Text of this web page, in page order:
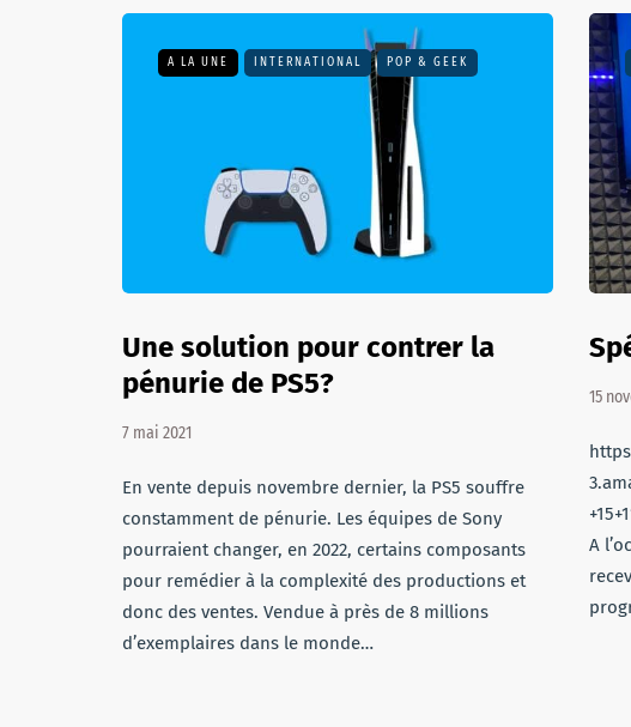
A LA UNE INTERNATIONAL POP & GEEK
Une solution pour contrer la
pénurie de PS5?
7 mai 2021
En vente depuis novembre dernier, la PS5 souffre
constamment de pénurie. Les équipes de Sony
pourraient changer, en 2022, certains composants
pour remédier à la complexité des productions et
donc des ventes. Vendue à près de 8 millions
d’exemplaires dans le monde…
15
A